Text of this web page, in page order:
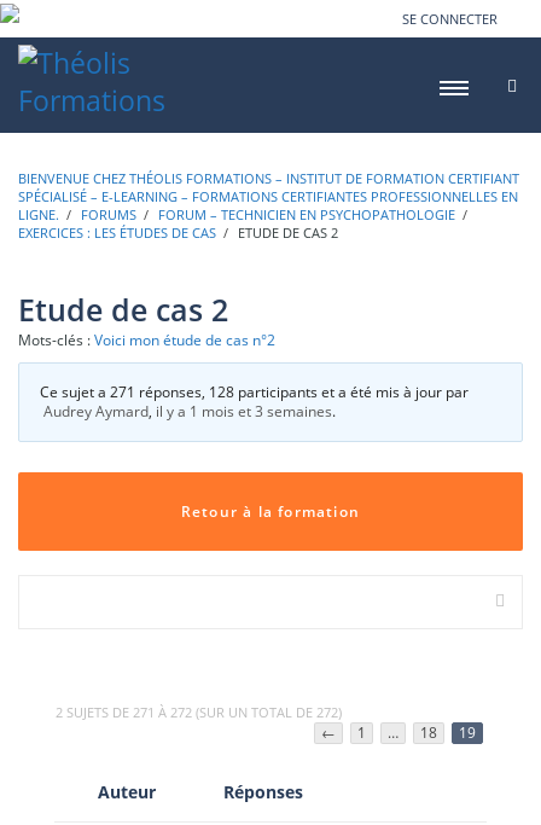
SE CONNECTER
BIENVENUE CHEZ THÉOLIS FORMATIONS – INSTITUT DE FORMATION CERTIFIANT
SPÉCIALISÉ – E-LEARNING – FORMATIONS CERTIFIANTES PROFESSIONNELLES EN
LIGNE.
FORUMS FORUM – TECHNICIEN EN PSYCHOPATHOLOGIE
EXERCICES : LES ÉTUDES DE CAS
ETUDE DE CAS 2
Etude de cas 2
Mots-clés :Voici mon étude de cas n°2
Ce sujet a 271 réponses, 128 participants et a été mis à jour par
Audrey Aymard, il y a 1 mois et 3 semaines.
Retour à la formation
2 SUJETS DE 271 À 272 (SUR UN TOTAL DE 272)
← 1 … 18 19
Auteur Réponses